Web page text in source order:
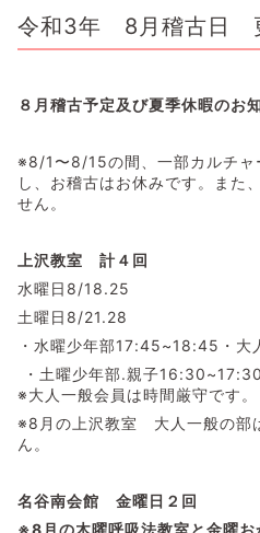
令和3年 8月稽古日
８月稽古予定及び夏季休暇のお
※8/1〜8/15の間、一部カルチャ
し、お稽古はお休みです。また
せん。
上沢教室 計４回
水曜日8/18.25
土曜日8/21.28
・水曜少年部17:45~18:45・
・土曜少年部.親子
※大人一般会員は時間厳守です。
※8月の上沢教室 大人一般の部
ん。
名谷南会館 金曜日２回
※8月の木曜呼吸法教室と金曜